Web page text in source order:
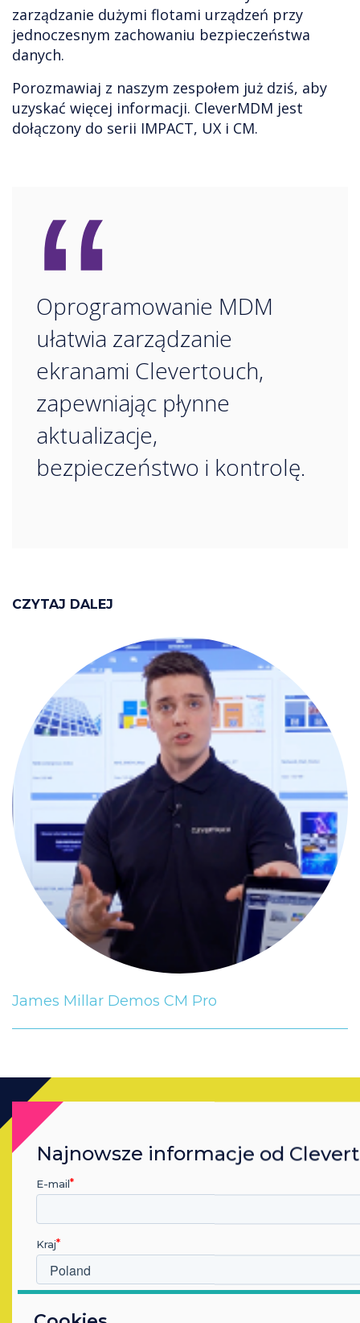
zarządzanie dużymi flotami urządzeń przy
jednoczesnym zachowaniu bezpieczeństwa
danych.
Porozmawiaj z naszym zespołem już dziś, aby
uzyskać więcej informacji. CleverMDM jest
dołączony do serii IMPACT, UX i CM.
CZYTAJ DALEJ
James Millar Demos CM Pro
“
Oprogramowanie MDM
ułatwia zarządzanie
ekranami Clevertouch,
zapewniając płynne
aktualizacje,
bezpieczeństwo i kontrolę.
Kup
Skontaktuj się z ekspertem
Clevertouch, wypełniając poniższy
Najnowsze informacje od
E-mail
Kraj